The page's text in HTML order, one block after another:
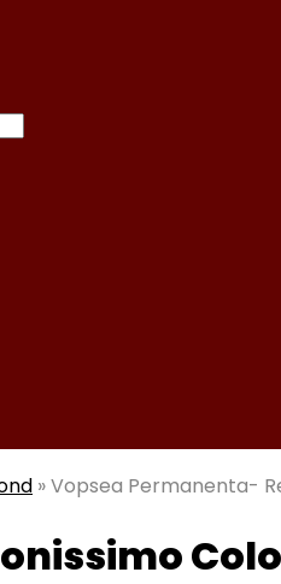
»Vopsea Permanenta-